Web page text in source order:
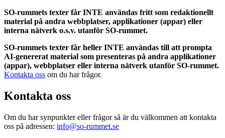
SO-rummets texter får INTE användas fritt som redaktionellt
material på andra webbplatser, applikationer (appar) eller
interna nätverk o.s.v. utanför SO-rummet.
SO-rummets texter får heller INTE användas till att prompta
AI-genererat material som presenteras på andra applikationer
(appar), webbplatser eller interna nätverk utanför SO-rummet.
Kontakta oss om du har frågor.
Kontakta oss
Om du har synpunkter eller frågor så är du välkommen att kontakta
oss på adressen: info@so-rummet.se